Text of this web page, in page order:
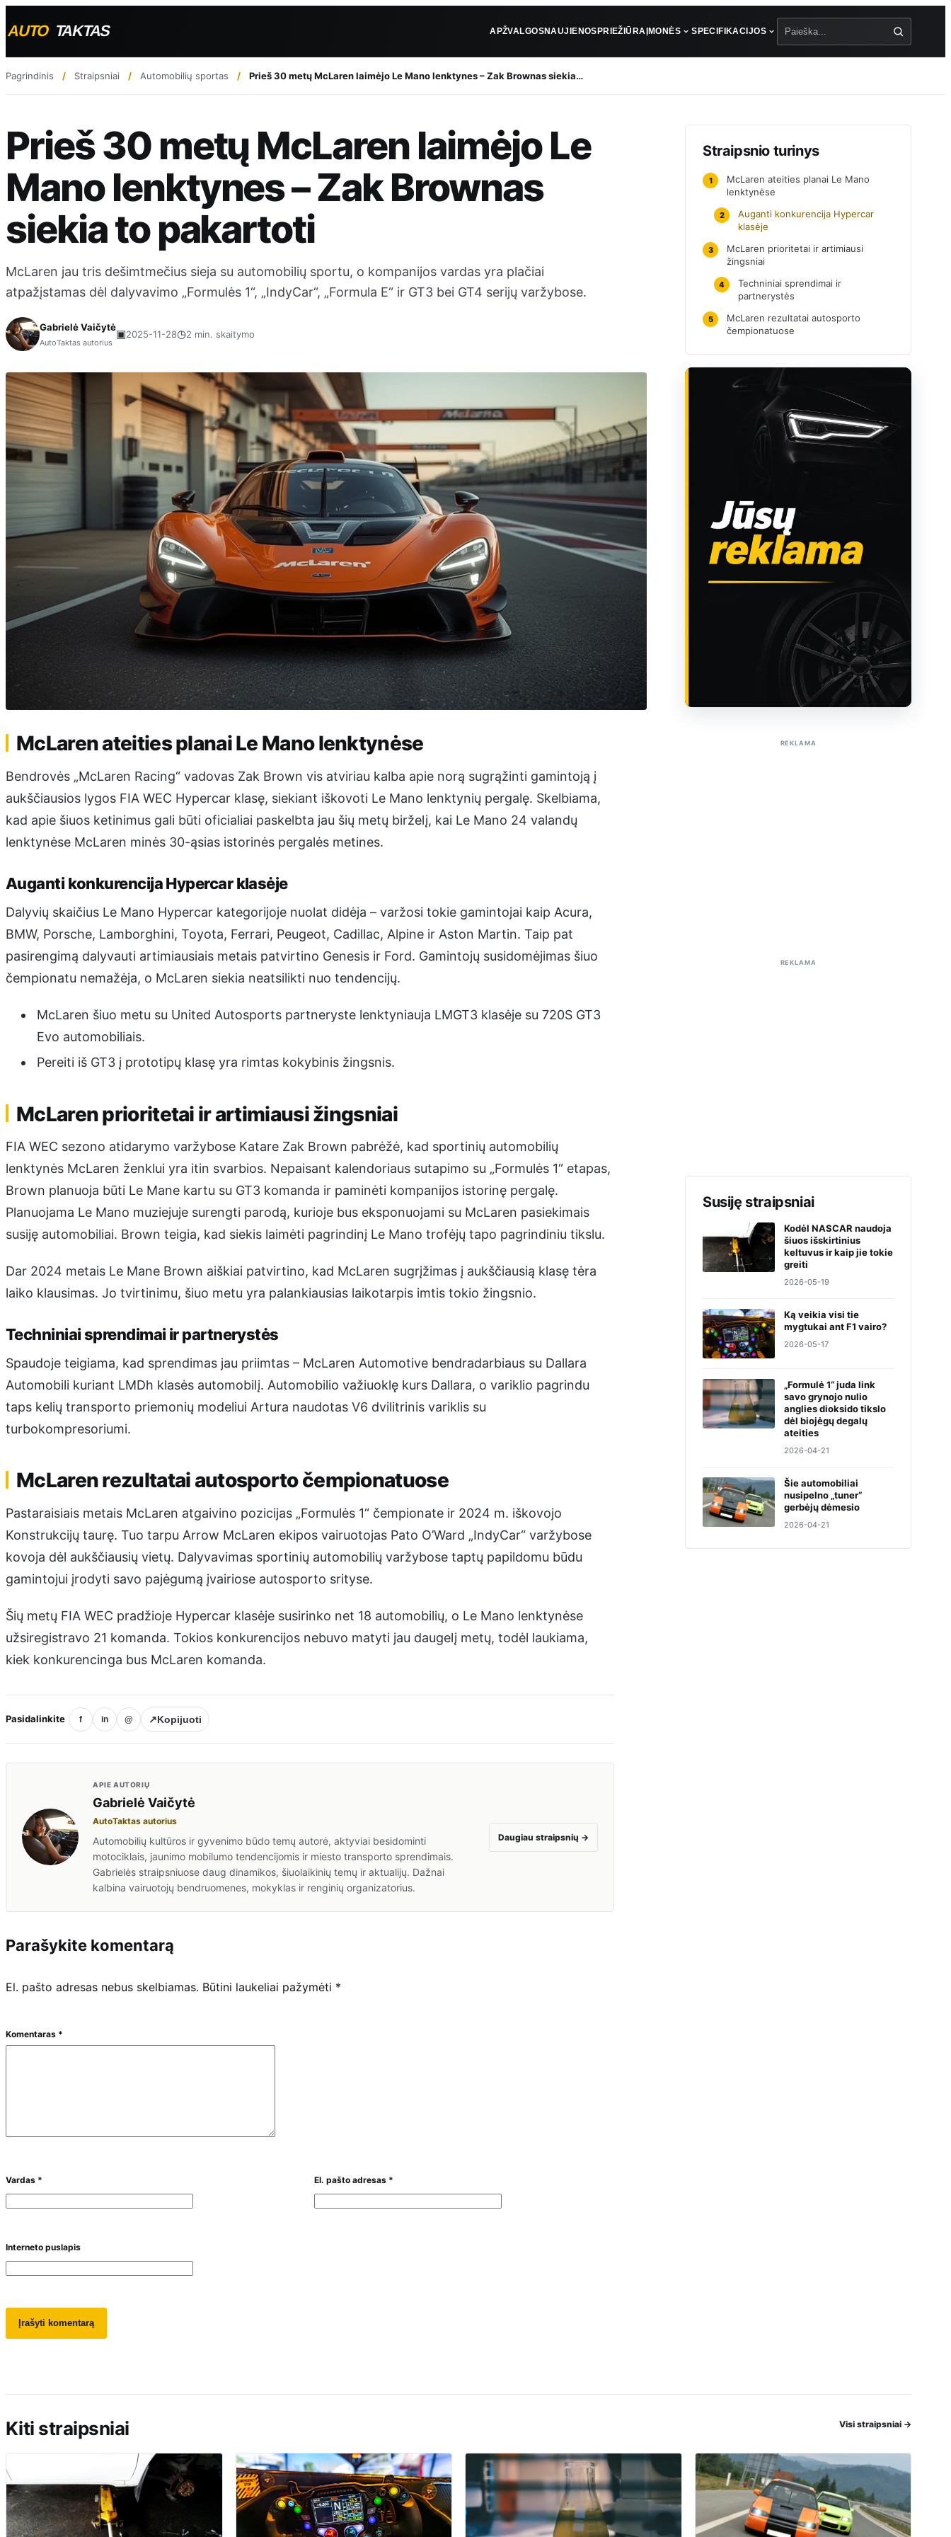
APŽVALGOSNAUJIENOSPRIEŽIŪRA ĮMONĖS SPECIFIKACIJOS
Pagrindinis Straipsniai Automobilių sportas Prieš 30 metų McLaren laimėjo Le Mano lenktynes – Zak Brownas siekia…
Prieš 30 metų McLaren laimėjo Le
Mano lenktynes – Zak Brownas
siekia to pakartoti
McLaren jau tris dešimtmečius sieja su automobilių sportu, o kompanijos vardas yra plačiai
atpažįstamas dėl dalyvavimo „Formulės 1“, „IndyCar“, „Formula E“ ir GT3 bei GT4 serijų varžybose.
Gabrielė Vaičytė
AutoTaktas autorius
▣2025-11-28◷2 min. skaitymo
McLaren ateities planai Le Mano lenktynėse
Bendrovės „McLaren Racing“ vadovas Zak Brown vis atviriau kalba apie norą sugrąžinti gamintoją į
aukščiausios lygos FIA WEC Hypercar klasę, siekiant iškovoti Le Mano lenktynių pergalę. Skelbiama,
kad apie šiuos ketinimus gali būti oficialiai paskelbta jau šių metų birželį, kai Le Mano 24 valandų
lenktynėse McLaren minės 30-ąsias istorinės pergalės metines.
Auganti konkurencija Hypercar klasėje
Dalyvių skaičius Le Mano Hypercar kategorijoje nuolat didėja – varžosi tokie gamintojai kaip Acura,
BMW, Porsche, Lamborghini, Toyota, Ferrari, Peugeot, Cadillac, Alpine ir Aston Martin. Taip pat
pasirengimą dalyvauti artimiausiais metais patvirtino Genesis ir Ford. Gamintojų susidomėjimas šiuo
čempionatu nemažėja, o McLaren siekia neatsilikti nuo tendencijų.
McLaren šiuo metu su United Autosports partneryste lenktyniauja LMGT3 klasėje su 720S GT3
Evo automobiliais.
Pereiti iš GT3 į prototipų klasę yra rimtas kokybinis žingsnis.
McLaren prioritetai ir artimiausi žingsniai
FIA WEC sezono atidarymo varžybose Katare Zak Brown pabrėžė, kad sportinių automobilių
lenktynės McLaren ženklui yra itin svarbios. Nepaisant kalendoriaus sutapimo su „Formulės 1“ etapas,
Brown planuoja būti Le Mane kartu su GT3 komanda ir paminėti kompanijos istorinę pergalę.
Planuojama Le Mano muziejuje surengti parodą, kurioje bus eksponuojami su McLaren pasiekimais
susiję automobiliai. Brown teigia, kad siekis laimėti pagrindinį Le Mano trofėjų tapo pagrindiniu tikslu.
Dar 2024 metais Le Mane Brown aiškiai patvirtino, kad McLaren sugrįžimas į aukščiausią klasę tėra
laiko klausimas. Jo tvirtinimu, šiuo metu yra palankiausias laikotarpis imtis tokio žingsnio.
Techniniai sprendimai ir partnerystės
Spaudoje teigiama, kad sprendimas jau priimtas – McLaren Automotive bendradarbiaus su Dallara
Automobili kuriant LMDh klasės automobilį. Automobilio važiuoklę kurs Dallara, o variklio pagrindu
taps kelių transporto priemonių modeliui Artura naudotas V6 dvilitrinis variklis su
turbokompresoriumi.
McLaren rezultatai autosporto čempionatuose
Pastaraisiais metais McLaren atgaivino pozicijas „Formulės 1“ čempionate ir 2024 m. iškovojo
Konstrukcijų taurę. Tuo tarpu Arrow McLaren ekipos vairuotojas Pato O’Ward „IndyCar“ varžybose
kovoja dėl aukščiausių vietų. Dalyvavimas sportinių automobilių varžybose taptų papildomu būdu
gamintojui įrodyti savo pajėgumą įvairiose autosporto srityse.
Šių metų FIA WEC pradžioje Hypercar klasėje susirinko net 18 automobilių, o Le Mano lenktynėse
užsiregistravo 21 komanda. Tokios konkurencijos nebuvo matyti jau daugelį metų, todėl laukiama,
kiek konkurencinga bus McLaren komanda.
Pasidalinkite f in @ ↗Kopijuoti
APIE AUTORIŲ
Gabrielė Vaičytė
AutoTaktas autorius
Automobilių kultūros ir gyvenimo būdo temų autorė, aktyviai besidominti
motociklais, jaunimo mobilumo tendencijomis ir miesto transporto sprendimais.
Gabrielės straipsniuose daug dinamikos, šiuolaikinių temų ir aktualijų. Dažnai
kalbina vairuotojų bendruomenes, mokyklas ir renginių organizatorius.
Daugiau straipsnių →
Parašykite komentarą
El. pašto adresas nebus skelbiamas. Būtini laukeliai pažymėti *
Komentaras *
Vardas * El. pašto adresas *
Interneto puslapis
Straipsnio turinys
1
McLaren ateities planai Le Mano
lenktynėse
2
Auganti konkurencija Hypercar
klasėje
3
McLaren prioritetai ir artimiausi
žingsniai
4
Techniniai sprendimai ir
partnerystės
5
McLaren rezultatai autosporto
čempionatuose
REKLAMA
REKLAMA
Susiję straipsniai
Kodėl NASCAR naudoja
šiuos išskirtinius
keltuvus ir kaip jie tokie
greiti
2026-05-19
Ką veikia visi tie
mygtukai ant F1 vairo?
2026-05-17
„Formulė 1“ juda link
savo grynojo nulio
anglies dioksido tikslo
dėl biojėgų degalų
ateities
2026-04-21
Šie automobiliai
nusipelno „tuner“
gerbėjų dėmesio
2026-04-21
Kiti straipsniai Visi straipsniai →